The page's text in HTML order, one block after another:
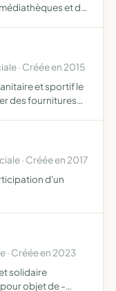
et de
· Créée en 2015
et sportif le
des fournitures
· Créée en 2017
d'un
· Créée en 2023
solidaire
objet de -